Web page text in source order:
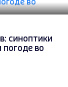
синоптики
погоде во